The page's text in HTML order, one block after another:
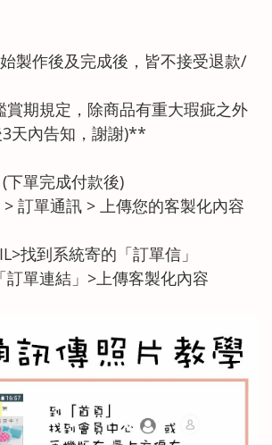
製作後及完成後，皆不接受退款/
賞期規定，除商品有重大瑕疵之外
天內告知，謝謝)**
下單完成付款後)
訂單通訊 > 上傳您的客製化內容
找到系統寄的「訂單信」
訂單連結」>上傳客製化內容